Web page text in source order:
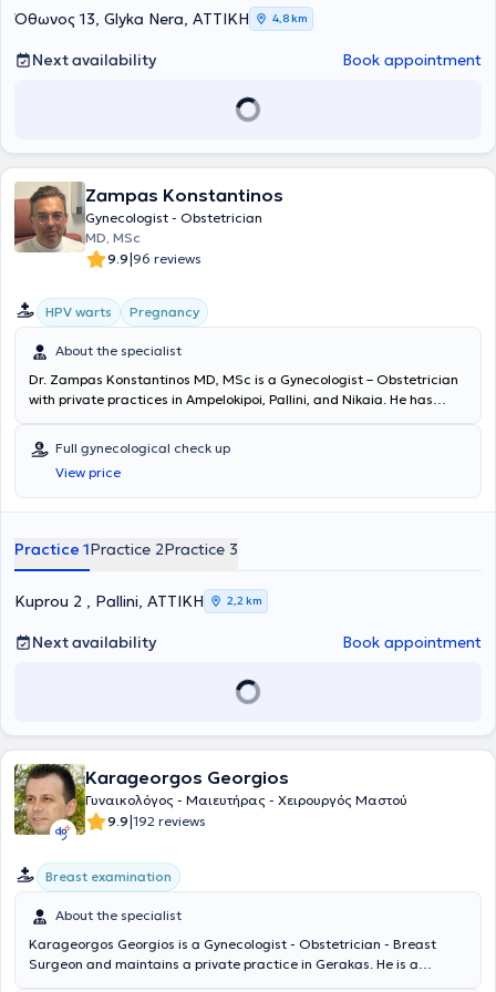
Όθωνος 13, Glyka Nera, ΑΤΤΙΚΗ 4,8 km
Next availability Book appointment
Zampas Konstantinos
Gynecologist - Obstetrician
MD, MSc
9.9|96 reviews
HPV warts Pregnancy
About the specialist
Dr. Zampas Konstantinos MD, MSc is a Gynecologist – Obstetrician
with private practices in Ampelokipoi, Pallini, and Nikaia. He has
medicine as well as laparoscopic surgery, and has specialized in
assisted reproduction and cervical pathology at the Gynecological -
Obstetric Clinics "Mitera" and "Alexandra." Currently, he manages
cases related to cervical lesions, fibroids, warts, and infertility.
and hysteroscopy, and colposcopy. Finally, Dr. Zampas is a member
Colposcopy, and the Hellenic Obstetrics and Gynecology Society.
Full gynecological check up
View price
Practice 1Practice 2Practice 3
Kuprou 2 , Pallini, ΑΤΤΙΚΗ 2,2 km
Next availability Book appointment
Karageorgos Georgios
Γυναικολόγος - Μαιευτήρας - Χειρουργός Μαστού
9.9|192 reviews
Breast examination
About the specialist
Karageorgos Georgios is a Gynecologist - Obstetrician - Breast
Surgeon and maintains a private practice in Gerakas. He is a